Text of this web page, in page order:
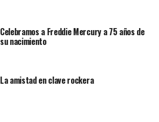
Celebramos a Freddie Mercury a 75 años de
su nacimiento
La amistad en clave rockera